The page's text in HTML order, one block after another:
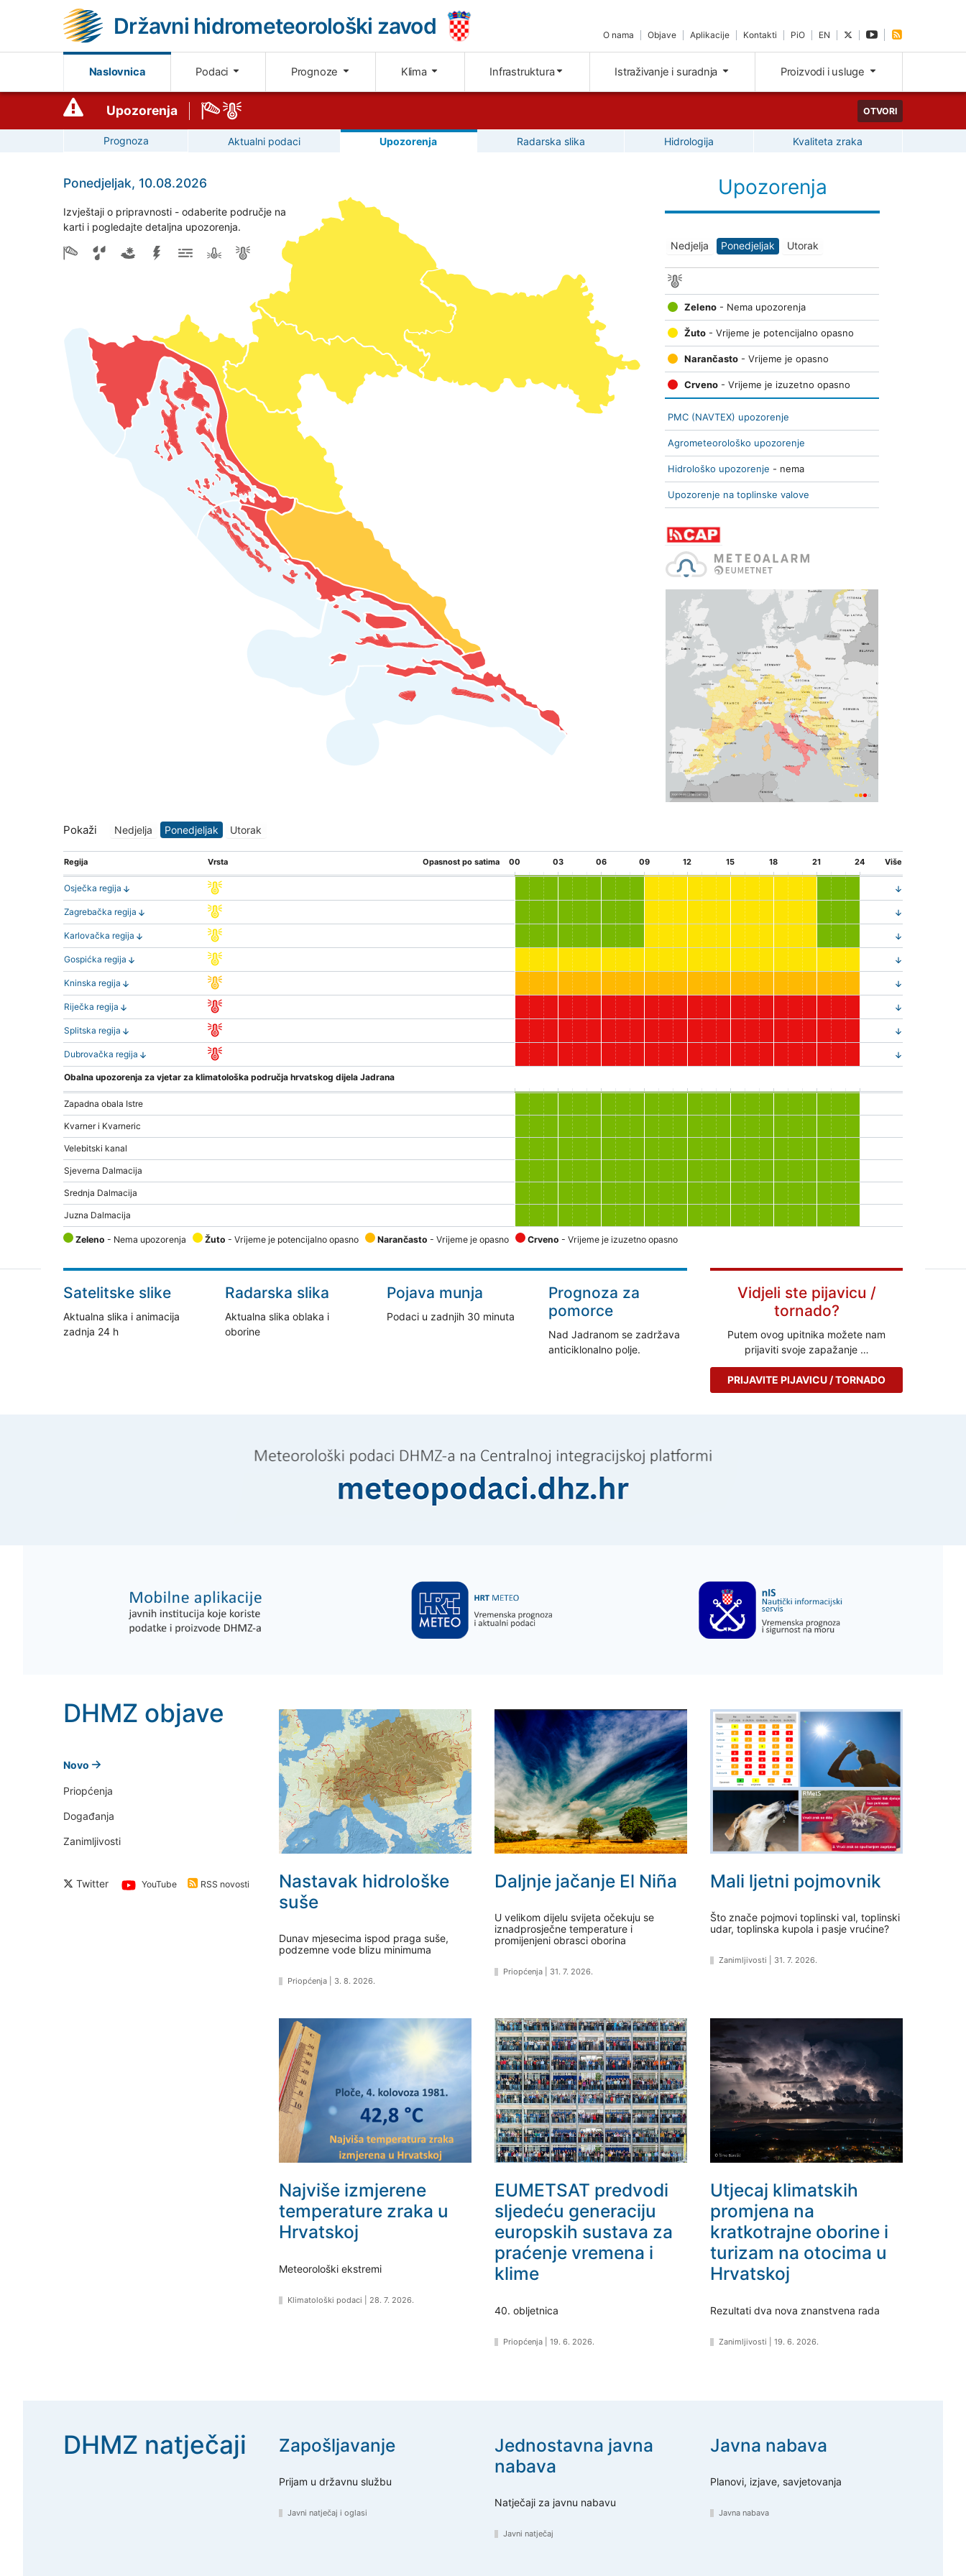
Državni hidrometeorološki zavod O nama Objave Aplikacije Kontakti PiO EN
Naslovnica Podaci Prognoze Klima Infrastruktura Istraživanje i suradnja Proizvodi i usluge
Upozorenja OTVORI
Prognoza Aktualni podaci Upozorenja Radarska slika Hidrologija Kvaliteta zraka
Izvještaji o pripravnosti - odaberite područje na
karti i pogledajte detaljna upozorenja.
Ponedjeljak, 10.08.2026 Upozorenja
Nedjelja Ponedjeljak Utorak
Zeleno - Nema upozorenja
Žuto - Vrijeme je potencijalno opasno
Narančasto - Vrijeme je opasno
Crveno - Vrijeme je izuzetno opasno
PMC (NAVTEX) upozorenje
Agrometeorološko upozorenje
Hidrološko upozorenje - nema
Upozorenje na toplinske valove
Pokaži Nedjelja Ponedjeljak Utorak
Regija Vrsta Opasnost po satima 00 03 06 09 12 15 18 21 24 Više
Osječka regija
Zagrebačka regija
Karlovačka regija
Gospićka regija
Kninska regija
Riječka regija
Splitska regija
Dubrovačka regija
Obalna upozorenja za vjetar za klimatološka područja hrvatskog dijela Jadrana
Zapadna obala Istre
Kvarner i Kvarneric
Velebitski kanal
Sjeverna Dalmacija
Srednja Dalmacija
Juzna Dalmacija
Zeleno - Nema upozorenja Žuto - Vrijeme je potencijalno opasno Narančasto - Vrijeme je opasno Crveno - Vrijeme je izuzetno opasno
Satelitske slike
Aktualna slika i animacija
zadnja 24 h
Radarska slika
Aktualna slika oblaka i
oborine
Pojava munja
Podaci u zadnjih 30 minuta
Prognoza za
pomorce
Nad Jadranom se zadržava
anticiklonalno polje.
Vidjeli ste pijavicu /
tornado?
Putem ovog upitnika možete nam
prijaviti svoje zapažanje …
PRIJAVITE PIJAVICU / TORNADO
DHMZ objave
Novo
Priopćenja
Događanja
Zanimljivosti
Twitter YouTube RSS novosti
Nastavak hidrološke
suše
Dunav mjesecima ispod praga suše,
podzemne vode blizu minimuma
Priopćenja 3. 8. 2026.
Daljnje jačanje El Niña
U velikom dijelu svijeta očekuju se
iznadprosječne temperature i
promijenjeni obrasci oborina
Priopćenja| 31. 7. 2026.
Mali ljetni pojmovnik
Što znače pojmovi toplinski val, toplinski
udar, toplinska kupola i pasje vrućine?
Zanimljivosti 31. 7. 2026.
Najviše izmjerene
temperature zraka u
Hrvatskoj
Meteorološki ekstremi
Klimatološki podaci 28. 7. 2026.
EUMETSAT predvodi
sljedeću generaciju
europskih sustava za
praćenje vremena i
klime
40. obljetnica
Priopćenja| 19. 6. 2026.
Utjecaj klimatskih
promjena na
kratkotrajne oborine i
turizam na otocima u
Hrvatskoj
Rezultati dva nova znanstvena rada
Zanimljivosti 19. 6. 2026.
DHMZ natječaji Zapošljavanje
Prijam u državnu službu
Javni natječaj i oglasi
Jednostavna javna
nabava
Natječaji za javnu nabavu
Javni natječaj
Javna nabava
Planovi, izjave, savjetovanja
Javna nabava